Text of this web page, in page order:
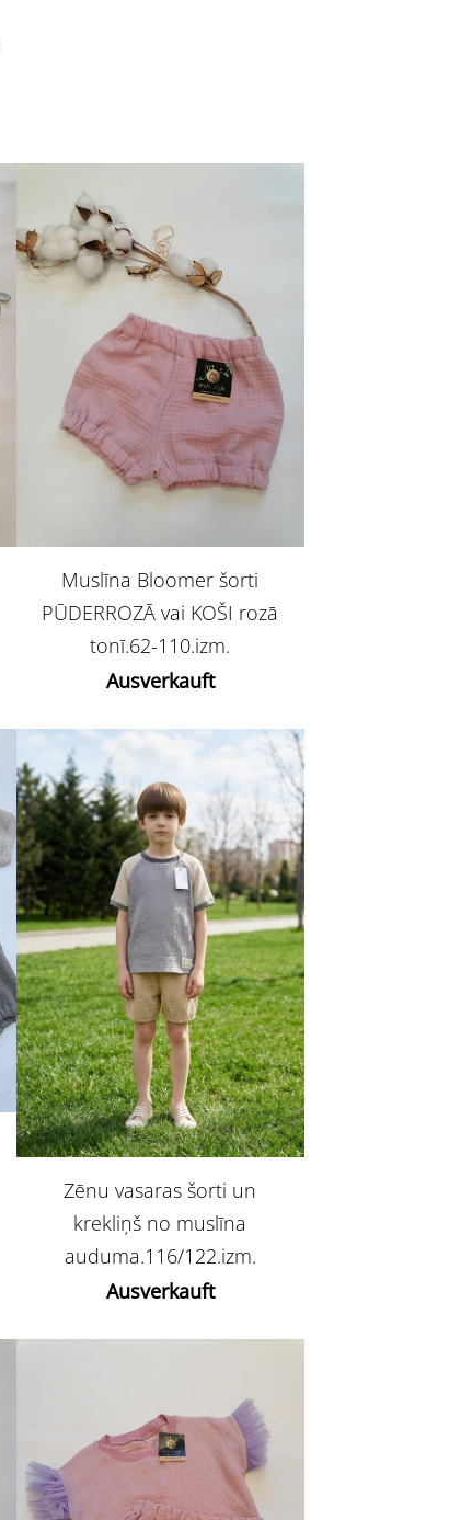
Muslīna Bloomer šorti
PŪDERROZĀ vai KOŠI rozā
tonī.62-110.izm.
Ausverkauft
Zēnu vasaras šorti un
krekliņš no muslīna
auduma.116/122.izm.
Ausverkauft